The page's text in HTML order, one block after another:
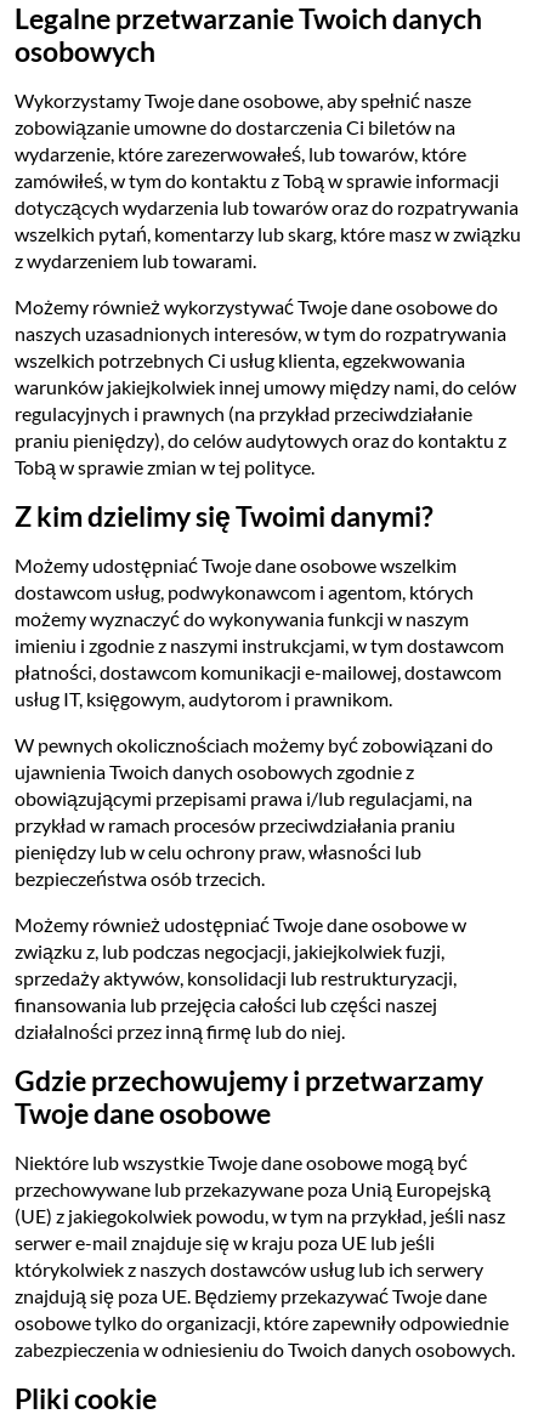
Legalne przetwarzanie Twoich danych
osobowych
Wykorzystamy Twoje dane osobowe, aby spełnić nasze
zobowiązanie umowne do dostarczenia Ci biletów na
wydarzenie, które zarezerwowałeś, lub towarów, które
zamówiłeś, w tym do kontaktu z Tobą w sprawie informacji
dotyczących wydarzenia lub towarów oraz do rozpatrywania
wszelkich pytań, komentarzy lub skarg, które masz w związku
z wydarzeniem lub towarami.
Możemy również wykorzystywać Twoje dane osobowe do
naszych uzasadnionych interesów, w tym do rozpatrywania
wszelkich potrzebnych Ci usług klienta, egzekwowania
warunków jakiejkolwiek innej umowy między nami, do celów
regulacyjnych i prawnych (na przykład przeciwdziałanie
praniu pieniędzy), do celów audytowych oraz do kontaktu z
Tobą w sprawie zmian w tej polityce.
Z kim dzielimy się Twoimi danymi?
Możemy udostępniać Twoje dane osobowe wszelkim
dostawcom usług, podwykonawcom i agentom, których
możemy wyznaczyć do wykonywania funkcji w naszym
imieniu i zgodnie z naszymi instrukcjami, w tym dostawcom
płatności, dostawcom komunikacji e-mailowej, dostawcom
usług IT, księgowym, audytorom i prawnikom.
W pewnych okolicznościach możemy być zobowiązani do
ujawnienia Twoich danych osobowych zgodnie z
obowiązującymi przepisami prawa i/lub regulacjami, na
przykład w ramach procesów przeciwdziałania praniu
pieniędzy lub w celu ochrony praw, własności lub
bezpieczeństwa osób trzecich.
Możemy również udostępniać Twoje dane osobowe w
związku z, lub podczas negocjacji, jakiejkolwiek fuzji,
sprzedaży aktywów, konsolidacji lub restrukturyzacji,
finansowania lub przejęcia całości lub części naszej
działalności przez inną firmę lub do niej.
Gdzie przechowujemy i przetwarzamy
Twoje dane osobowe
Niektóre lub wszystkie Twoje dane osobowe mogą być
przechowywane lub przekazywane poza Unią Europejską
(UE) z jakiegokolwiek powodu, w tym na przykład, jeśli nasz
serwer e-mail znajduje się w kraju poza UE lub jeśli
którykolwiek z naszych dostawców usług lub ich serwery
znajdują się poza UE. Będziemy przekazywać Twoje dane
osobowe tylko do organizacji, które zapewniły odpowiednie
zabezpieczenia w odniesieniu do Twoich danych osobowych.
Pliki cookie